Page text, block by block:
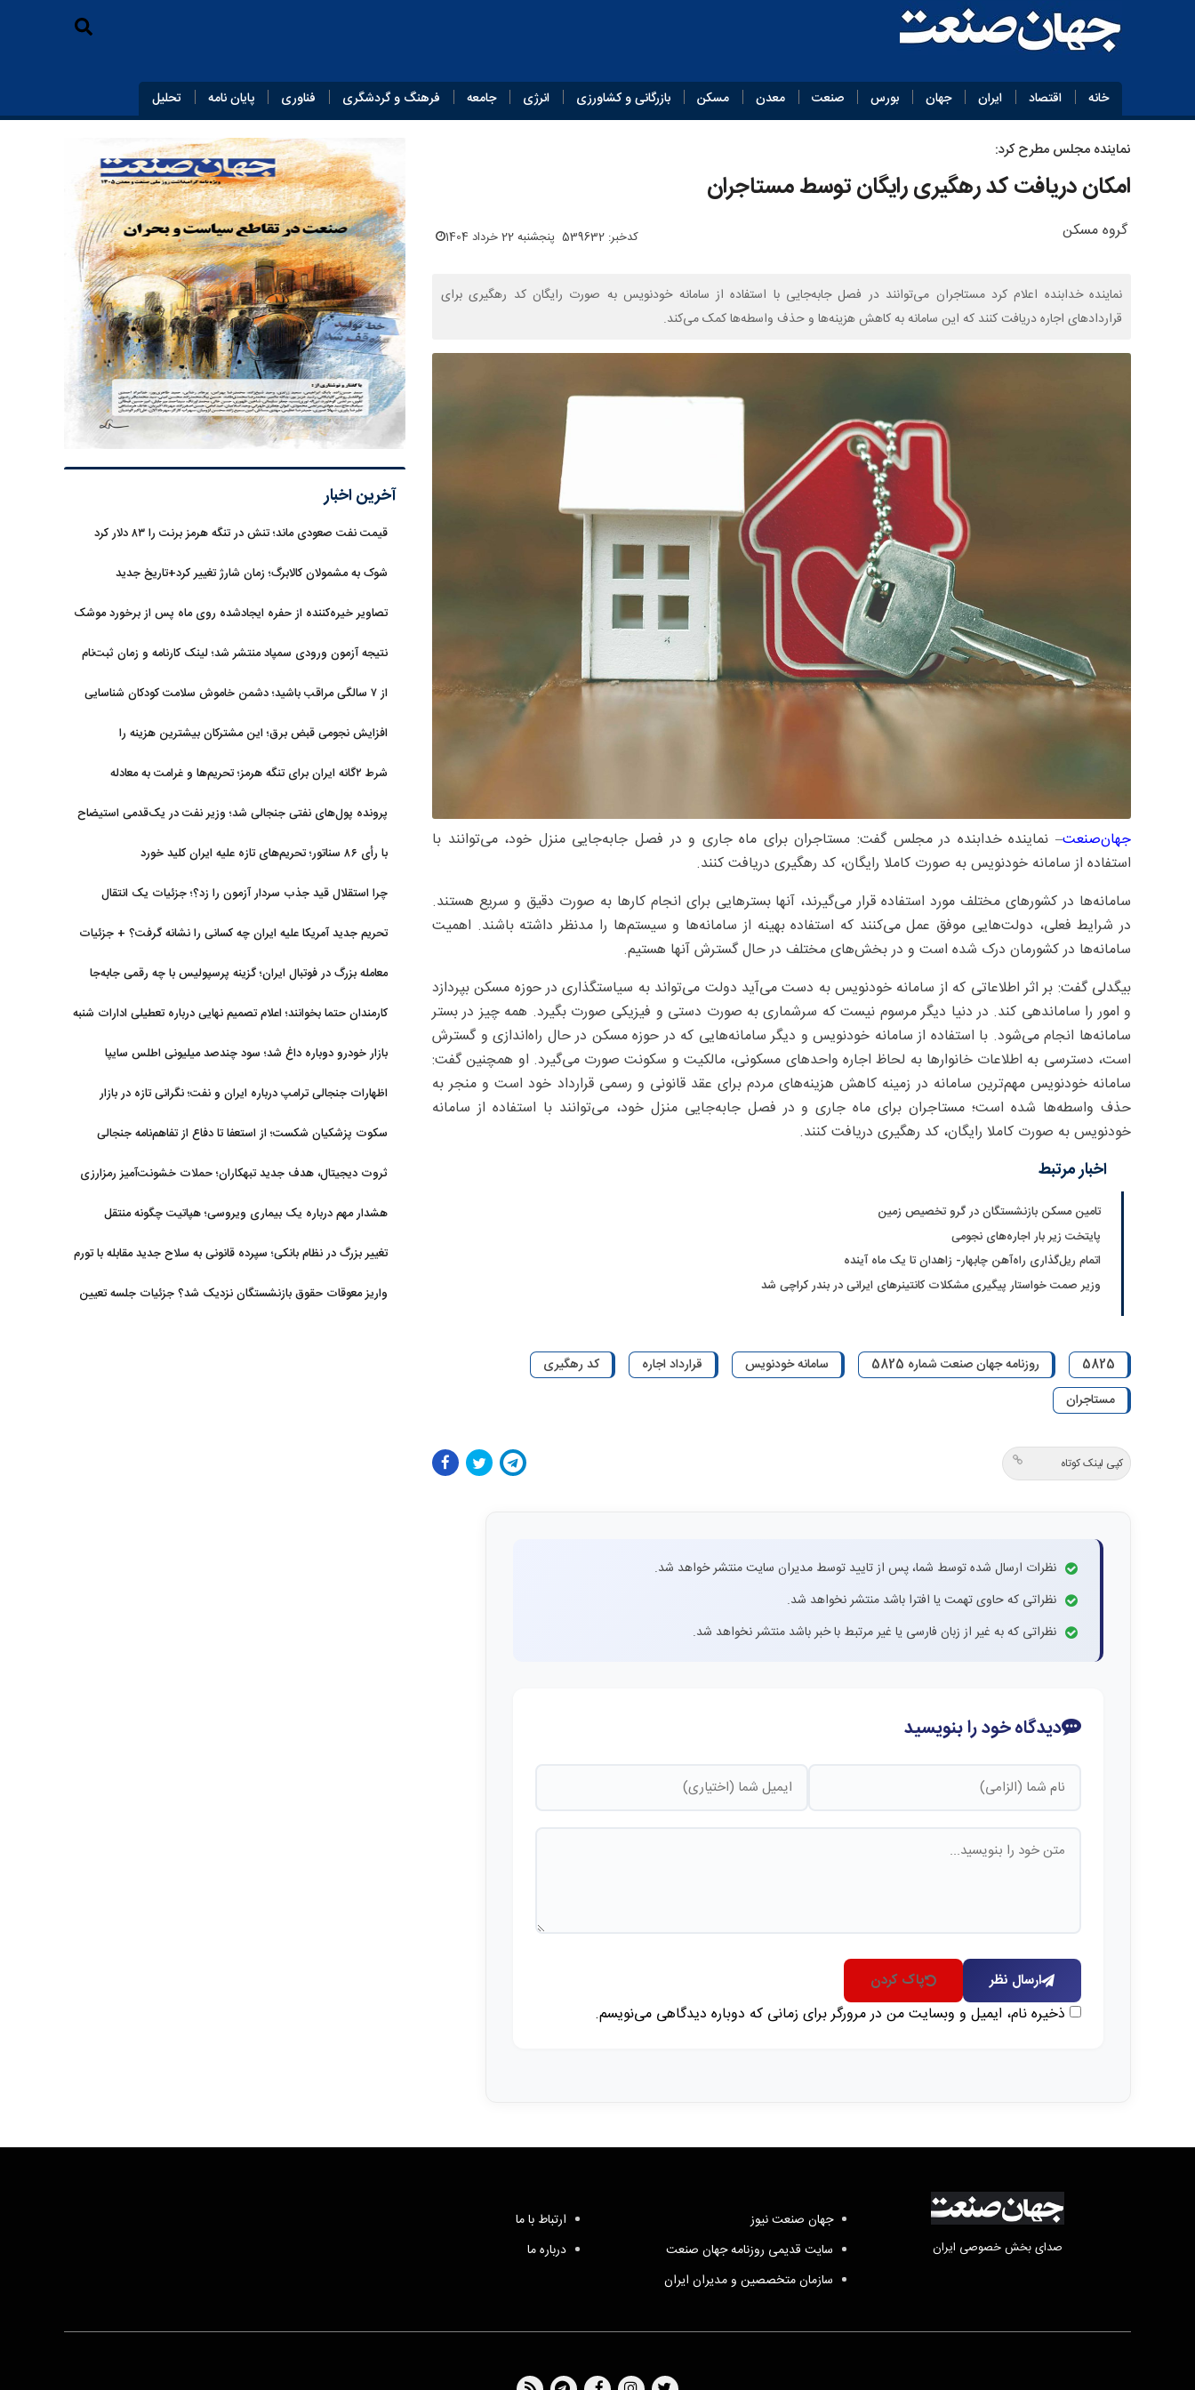
خانه اقتصاد ایران جهان بورس صنعت معدن مسکن بازرگانی و کشاورزی انرژی جامعه فرهنگ و گردشگری فناوری پایان‌ نامه تحلیل
نماینده مجلس مطرح کرد:
امکان دریافت کد رهگیری رایگان توسط مستاجران
گروه مسکن کدخبر: 539632 پنجشنبه 22 خرداد 1404
نماینده خدابنده اعلام کرد مستاجران می‌توانند در فصل جابه‌جایی با استفاده از سامانه خودنویس به صورت رایگان کد رهگیری برای
قراردادهای اجاره دریافت کنند که این سامانه به کاهش هزینه‌ها و حذف واسطه‌ها کمک می‌کند.
جهان‌صنعت– نماینده خدابنده در مجلس گفت: مستاجران برای ماه جاری و در فصل جابه‌جایی منزل خود، می‌توانند با
استفاده از سامانه خودنویس به صورت کاملا رایگان، کد رهگیری دریافت کنند.
سامانه‌ها در کشورهای مختلف مورد استفاده قرار می‌گیرند، آنها بسترهایی برای انجام کارها به صورت دقیق و سریع هستند.
در شرایط فعلی، دولت‌هایی موفق عمل می‌کنند که استفاده بهینه از سامانه‌ها و سیستم‌ها را مدنظر داشته باشند. اهمیت
سامانه‌ها در کشورمان درک شده است و در بخش‌های مختلف در حال گسترش آنها هستیم.
بیگدلی گفت: بر اثر اطلاعاتی که از سامانه خودنویس به دست می‌آید دولت می‌تواند به سیاستگذاری در حوزه مسکن بپردازد
و امور را ساماندهی کند. در دنیا دیگر مرسوم نیست که سرشماری به صورت دستی و فیزیکی صورت بگیرد. همه چیز در بستر
سامانه‌ها انجام می‌شود. با استفاده از سامانه خودنویس و دیگر سامانه‌هایی که در حوزه مسکن در حال راه‌اندازی و گسترش
است، دسترسی به اطلاعات خانوارها به لحاظ اجاره واحدهای مسکونی، مالکیت و سکونت صورت می‌گیرد. او همچنین گفت:
سامانه خودنویس مهم‌ترین سامانه در زمینه کاهش هزینه‌های مردم برای عقد قانونی و رسمی قرارداد خود است و منجر به
حذف واسطه‌ها شده است؛ مستاجران برای ماه جاری و در فصل جابه‌جایی منزل خود، می‌توانند با استفاده از سامانه
خودنویس به صورت کاملا رایگان، کد رهگیری دریافت کنند.
اخبار مرتبط
تامین مسکن بازنشستگان در گرو تخصیص زمین
پایتخت زیر بار اجاره‌های نجومی
اتمام ریل‌‌گذاری راه‌آهن چابهار- زاهدان تا یک ماه آینده
وزیر صمت خواستار پیگیری مشکلات کانتینرهای ایرانی در بندر کراچی شد
5825 روزنامه جهان صنعت شماره 5825 سامانه خودنویس قرارداد اجاره
کد رهگیری
مستاجران
کپی لینک کوتاه
نظرات ارسال شده توسط شما، پس از تایید توسط مدیران سایت منتشر خواهد شد.
نظراتی که حاوی تهمت یا افترا باشد منتشر نخواهد شد.
نظراتی که به غیر از زبان فارسی یا غیر مرتبط با خبر باشد منتشر نخواهد شد.
دیدگاه خود را بنویسید
ارسال نظر پاک کردن
ذخیره نام، ایمیل و وبسایت من در مرورگر برای زمانی که دوباره دیدگاهی می‌نویسم.
آخرین اخبار
قیمت نفت صعودی ماند؛ تنش در تنگه هرمز برنت را ۸۳ دلار کرد
شوک به مشمولان کالابرگ؛ زمان شارژ تغییر کرد+تاریخ جدید
تصاویر خیره‌کننده از حفره ایجادشده روی ماه پس از برخورد موشک
نتیجه آزمون ورودی سمپاد منتشر شد؛ لینک کارنامه و زمان ثبت‌نام
از ۷ سالگی مراقب باشید؛ دشمن خاموش سلامت کودکان شناسایی
افزایش نجومی قبض برق؛ این مشترکان بیشترین هزینه را
شرط ۲گانه ایران برای تنگه هرمز؛ تحریم‌ها و غرامت به معادله
پرونده پول‌های نفتی جنجالی شد؛ وزیر نفت در یک‌قدمی استیضاح
با رأی ۸۶ سناتور؛ تحریم‌های تازه علیه ایران کلید خورد
چرا استقلال قید جذب سردار آزمون را زد؟؛ جزئیات یک انتقال
تحریم جدید آمریکا علیه ایران چه کسانی را نشانه گرفت؟ + جزئیات
معامله بزرگ در فوتبال ایران؛ گزینه پرسپولیس با چه رقمی جابه‌جا
کارمندان حتما بخوانند؛ اعلام تصمیم نهایی درباره تعطیلی ادارات شنبه
بازار خودرو دوباره داغ شد؛ سود چندصد میلیونی اطلس سایپا
اظهارات جنجالی ترامپ درباره ایران و نفت؛ نگرانی تازه در بازار
سکوت پزشکیان شکست؛ از استعفا تا دفاع از تفاهم‌نامه جنجالی
ثروت دیجیتال، هدف جدید تبهکاران؛ حملات خشونت‌آمیز رمزارزی
هشدار مهم درباره یک بیماری ویروسی؛ هپاتیت چگونه منتقل
تغییر بزرگ در نظام بانکی؛ سپرده قانونی به سلاح جدید مقابله با تورم
واریز معوقات حقوق بازنشستگان نزدیک شد؟ جزئیات جلسه تعیین
صدای بخش خصوصی ایران
جهان صنعت نیوز
سایت قدیمی روزنامه جهان صنعت
سازمان متخصصین و مدیران ایران
ارتباط با ما
درباره ما